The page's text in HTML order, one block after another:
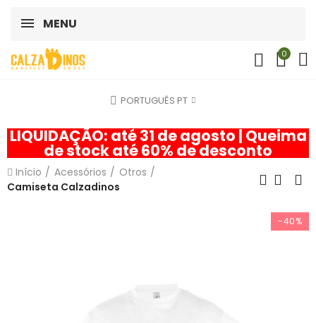
MENU
0
PORTUGUÊS PT
LIQUIDAÇÃO: até 31 de agosto | Queima
de stock até 60% de desconto
Início Acessórios
Otros
Camiseta Calzadinos
-40%